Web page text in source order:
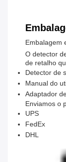
Embalagem
O detector
de retalho
Detector de
Manual do
Adaptador
Enviamos o
UPS
FedEx
DHL